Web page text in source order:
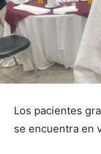
Los pacientes
se encuentra en